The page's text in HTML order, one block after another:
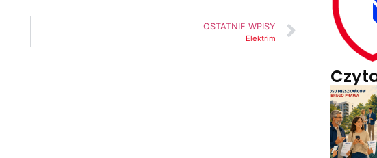
OSTATNIE WPISY
Elektrim